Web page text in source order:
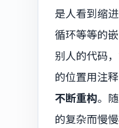
是人看到缩
循环等等的
别人的代码
的位置用注
不断重构。
的复杂而慢